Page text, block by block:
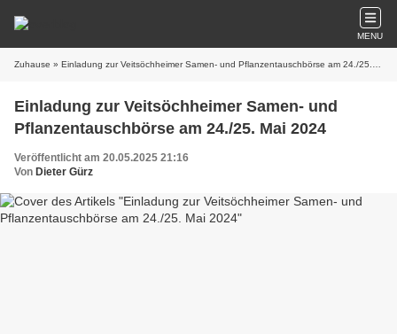
MENU
Zuhause » Einladung zur Veitsöchheimer Samen- und Pflanzentauschbörse am 24./25. Mai 2024
Einladung zur Veitsöchheimer Samen- und
Pflanzentauschbörse am 24./25. Mai 2024
Veröffentlicht am 20.05.2025 21:16
Von Dieter Gürz